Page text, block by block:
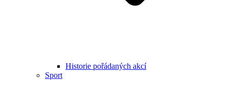
Historie pořádaných akcí
Sport